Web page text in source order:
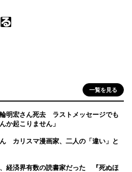
一覧を見る
明宏さん死去 ラストメッセージでも
起こりません」
カリスマ漫画家、二人の「違い」と
経済界有数の読書家だった 『死ぬほ